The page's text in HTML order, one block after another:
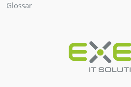
Glossar